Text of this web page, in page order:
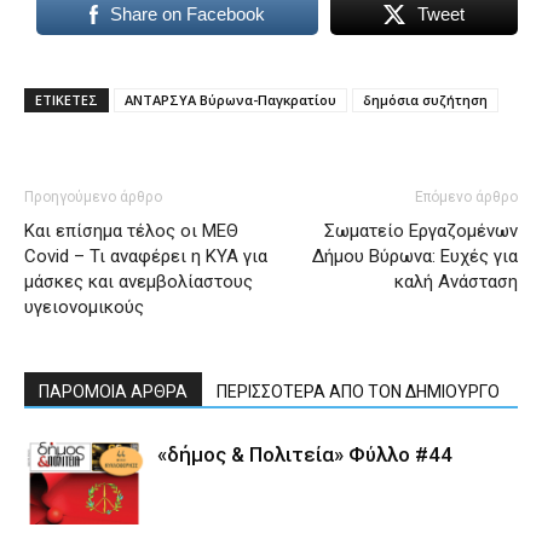
Share on Facebook Tweet
ΕΤΙΚΕΤΕΣ ΑΝΤΑΡΣΥΑ Βύρωνα-Παγκρατίου δημόσια συζήτηση
Προηγούμενο άρθρο
Και επίσημα τέλος οι ΜΕΘ
Covid – Τι αναφέρει η ΚΥΑ για
μάσκες και ανεμβολίαστους
υγειονομικούς
Επόμενο άρθρο
Σωματείο Εργαζομένων
Δήμου Βύρωνα: Ευχές για
καλή Ανάσταση
ΠΑΡΟΜΟΙΑ ΑΡΘΡΑ ΠΕΡΙΣΣΟΤΕΡΑ ΑΠΟ ΤΟΝ ΔΗΜΙΟΥΡΓΟ
«δήμος & Πολιτεία» Φύλλο #44